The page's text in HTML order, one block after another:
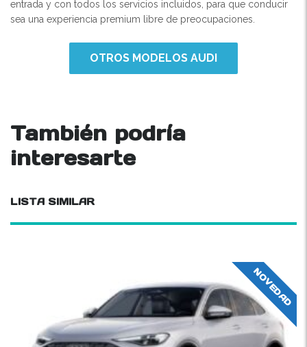
entrada y con todos los servicios incluidos, para que conducir
sea una experiencia premium libre de preocupaciones.
OTROS MODELOS AUDI
También podría
interesarte
LISTA SIMILAR
NOVEDAD